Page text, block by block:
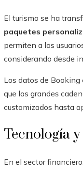
El turismo se ha
paquetes
permiten a los
considerando desde
Los datos de
que las grandes
customizados hasta
Tecnología
En el sector